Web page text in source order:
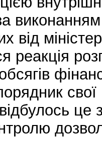
від
реакція
свої